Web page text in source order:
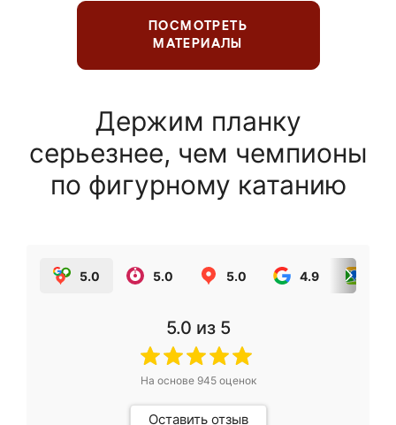
ПОСМОТРЕТЬ
МАТЕРИАЛЫ
Держим планку
серьезнее, чем чемпионы
по фигурному катанию
5.0 5.0 5.0 4.9
5.0 из 5
На основе 945оценок
Оставить отзыв